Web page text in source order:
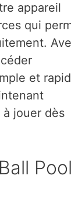
appareil
qui
et
jouer dès